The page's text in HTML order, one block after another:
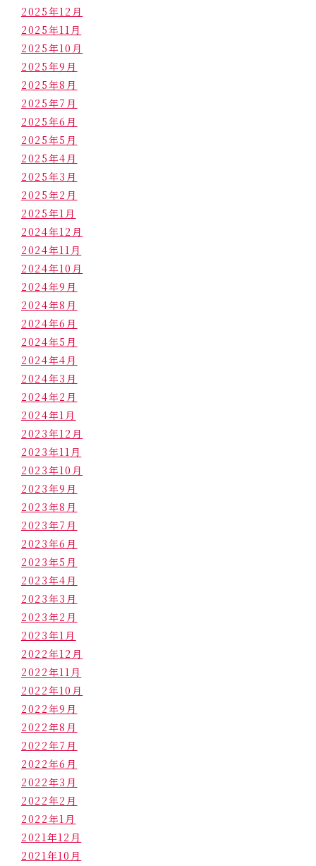
2025年12月
2025年11月
2025年10月
2025年9月
2025年8月
2025年7月
2025年6月
2025年5月
2025年4月
2025年3月
2025年2月
2025年1月
2024年12月
2024年11月
2024年10月
2024年9月
2024年8月
2024年6月
2024年5月
2024年4月
2024年3月
2024年2月
2024年1月
2023年12月
2023年11月
2023年10月
2023年9月
2023年8月
2023年7月
2023年6月
2023年5月
2023年4月
2023年3月
2023年2月
2023年1月
2022年12月
2022年11月
2022年10月
2022年9月
2022年8月
2022年7月
2022年6月
2022年3月
2022年2月
2022年1月
2021年12月
2021年10月